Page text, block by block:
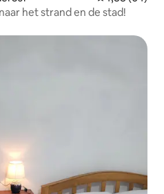
het strand en de stad!